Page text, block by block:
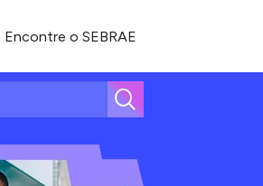
Encontre o SEBRAE